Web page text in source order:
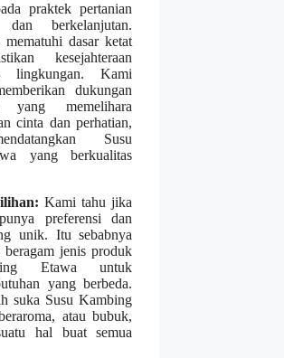
praktek pertanian
berkelanjutan.
dasar ketat
kesejahteraan
lingkungan. Kami
dukungan
memelihara
cinta dan perhatian,
Susu
yang berkualitas
Kami tahu jika
preferensi dan
unik. Itu sebabnya
jenis produk
Etawa untuk
yang berbeda.
suka Susu Kambing
atau bubuk,
hal buat semua